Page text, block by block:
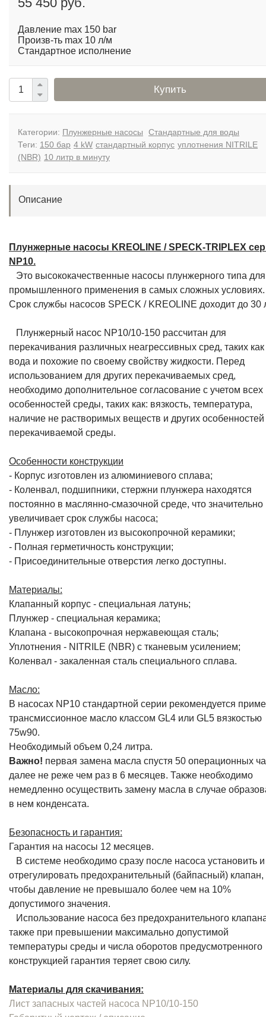
Давление max 150 bar
Произв-ть max 10 л/м
Стандартное исполнение
Купить
Категории: Плунжерные насосы
Стандартные для воды
Теги: 150 бар 4 kW стандартный корпус уплотнения NITRILE
(NBR) 10 литр в минуту
Описание
Плунжерные насосы KREOLINE / SPECK-TRIPLEX
NP10.
Это высококачественные насосы плунжерного типа для
промышленного применения в самых сложных условиях.
Срок службы насосов SPECK / KREOLINE доходит до 30
Плунжерный насос NP10/10-150 рассчитан для
перекачивания различных неагрессивных сред, таких как
вода и похожие по своему свойству жидкости. Перед
использованием для других перекачиваемых сред,
необходимо дополнительное согласование с учетом всех
особенностей среды, таких как: вязкость, температура,
наличие не растворимых веществ и других особенностей
перекачиваемой среды.
Особенности конструкции
- Корпус изготовлен из алюминиевого сплава;
- Коленвал, подшипники, стержни плунжера находятся
постоянно в маслянно-смазочной среде, что значительно
увеличивает срок службы насоса;
- Плунжер изготовлен из высокопрочной керамики;
- Полная герметичность конструкции;
- Присоединительные отверстия легко доступны.
Материалы:
Клапанный корпус - специальная латунь;
Плунжер - специальная керамика;
Клапана - высокопрочная нержавеющая сталь;
Уплотнения - NITRILE (NBR) с тканевым усилением;
Коленвал - закаленная сталь специального сплава.
Масло:
В насосах NP10 стандартной серии рекомендуется
трансмиссионное масло классом GL4 или GL5 вязкостью
75w90.
Необходимый объем 0,24 литра.
Важно! первая замена масла спустя 50 операционных
далее не реже чем раз в 6 месяцев. Также необходимо
немедленно осуществить замену масла в случае
в нем конденсата.
Безопасность и гарантия:
Гарантия на насосы 12 месяцев.
В системе необходимо сразу после насоса установить и
отрегулировать предохранительный (байпасный) клапан,
чтобы давление не превышало более чем на 10%
допустимого значения.
Использование насоса без предохранительного
также при превышении максимально допустимой
температуры среды и числа оборотов предусмотренного
конструкцией гарантия теряет свою силу.
Материалы для скачивания:
Лист запасных частей насоса NP10/10-150